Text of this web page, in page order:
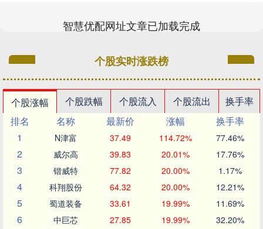
智慧优配网址文章已加载完成
个股实时涨跌榜
个股涨幅 个股跌幅 个股流入 个股流出
换手率
排名
名称 最新价 涨幅
换手率
1
N津富 37.49 114.72% 77.46%
2 威尔高 39.83 20.01% 17.76%
3 锴威特 77.82 20.00% 1.17%
4 科翔股份 64.32 20.00% 12.21%
5 蜀道装备 33.61 19.99% 11.69%
6 中巨芯 27.85 19.99% 32.20%